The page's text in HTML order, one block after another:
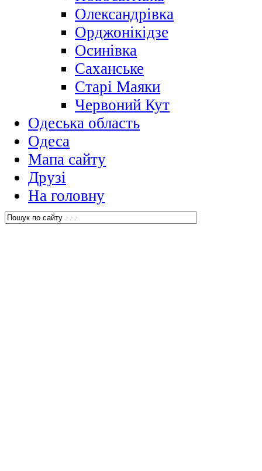
Олександрівка
Орджонікідзе
Осинівка
Саханське
Старі Маяки
Червоний Кут
Одеська область
Одеса
Мапа сайту
Друзі
На головну